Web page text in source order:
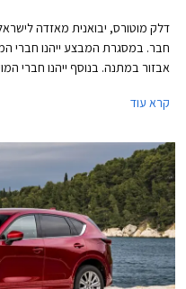
דלק מוטורס, יבואנית מאזדה
חבר. במסגרת המבצע ייהנו חברי
התצוגה של מאזדה בין התאריכים 12.09.2023-13.10.2023.
קרא עוד